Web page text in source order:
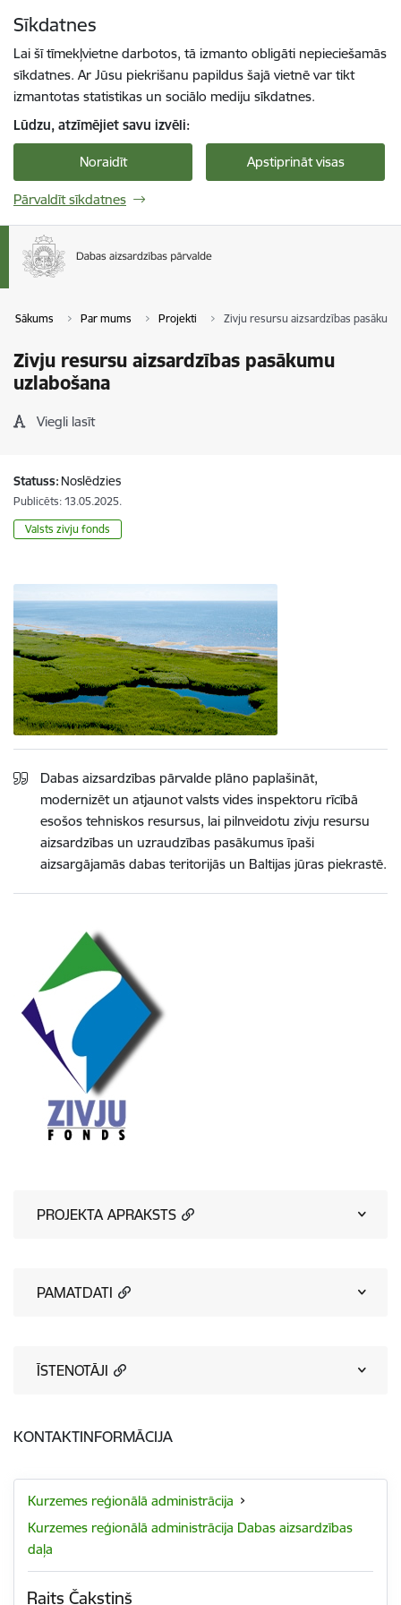
Sīkdatnes
Lai šī tīmekļvietne darbotos, tā izmanto obligāti nepieciešamās
sīkdatnes. Ar Jūsu piekrišanu papildus šajā vietnē var tikt
izmantotas statistikas un sociālo mediju sīkdatnes.
Lūdzu, atzīmējiet savu izvēli:
Noraidīt Apstiprināt visas
Pārvaldīt sīkdatnes
Sākums Par mums Projekti Zivju resursu aizsardzības
Zivju resursu aizsardzības pasākumu
uzlabošana
Viegli lasīt
Statuss: Noslēdzies
Publicēts: 13.05.2025.
Valsts zivju fonds
Dabas aizsardzības pārvalde plāno paplašināt,
modernizēt un atjaunot valsts vides inspektoru rīcībā
esošos tehniskos resursus, lai pilnveidotu zivju resursu
aizsardzības un uzraudzības pasākumus īpaši
aizsargājamās dabas teritorijās un Baltijas jūras piekrastē.
PROJEKTA APRAKSTS
PAMATDATI
ĪSTENOTĀJI
KONTAKTINFORMĀCIJA
Kurzemes reģionālā administrācija
Kurzemes reģionālā administrācija Dabas aizsardzības
daļa
Raits Čakstiņš